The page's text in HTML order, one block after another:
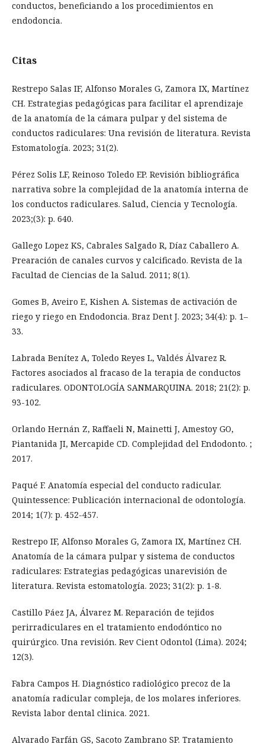
conductos, beneficiando a los procedimientos en
endodoncia.
Citas
Restrepo Salas IF, Alfonso Morales G, Zamora IX, Martínez
CH. Estrategias pedagógicas para facilitar el aprendizaje
de la anatomía de la cámara pulpar y del sistema de
conductos radiculares: Una revisión de literatura. Revista
Estomatología. 2023; 31(2).
Pérez Solis LF, Reinoso Toledo EP. Revisión bibliográfica
narrativa sobre la complejidad de la anatomía interna de
los conductos radiculares. Salud, Ciencia y Tecnología.
2023;(3): p. 640.
Gallego Lopez KS, Cabrales Salgado R, Díaz Caballero A.
Prearación de canales curvos y calcificado. Revista de la
Facultad de Ciencias de la Salud. 2011; 8(1).
Gomes B, Aveiro E, Kishen A. Sistemas de activación de
riego y riego en Endodoncia. Braz Dent J. 2023; 34(4): p. 1–
33.
Labrada Benítez A, Toledo Reyes L, Valdés Álvarez R.
Factores asociados al fracaso de la terapia de conductos
radiculares. ODONTOLOGÍA SANMARQUINA. 2018; 21(2): p.
93-102.
Orlando Hernán Z, Raffaeli N, Mainetti J, Amestoy GO,
Piantanida JI, Mercapide CD. Complejidad del Endodonto. ;
2017.
Paqué F. Anatomía especial del conducto radicular.
Quintessence: Publicación internacional de odontología.
2014; 1(7): p. 452-457.
Restrepo IF, Alfonso Morales G, Zamora IX, Martínez CH.
Anatomía de la cámara pulpar y sistema de conductos
radiculares: Estrategias pedagógicas unarevisión de
literatura. Revista estomatología. 2023; 31(2): p. 1-8.
Castillo Páez JA, Álvarez M. Reparación de tejidos
perirradiculares en el tratamiento endodóntico no
quirúrgico. Una revisión. Rev Cient Odontol (Lima). 2024;
12(3).
Fabra Campos H. Diagnóstico radiológico precoz de la
anatomía radicular compleja, de los molares inferiores.
Revista labor dental clinica. 2021.
Alvarado Farfán GS, Sacoto Zambrano SP. Tratamiento